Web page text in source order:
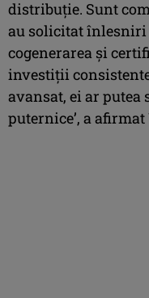
distribuţie. Sunt
au solicitat înlesniri
cogenerarea şi
investiţii
avansat, ei ar putea
puternice’, a